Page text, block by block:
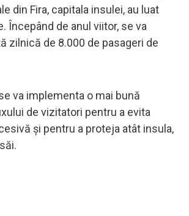
din Fira, capitala insulei, au luat
Începând de anul viitor, se va
zilnică de 8.000 de pasageri de
va implementa o mai bună
de vizitatori pentru a evita
și pentru a proteja atât insula,